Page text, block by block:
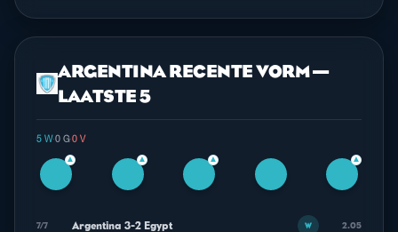
ARGENTINA RECENTE VORM —
LAATSTE 5
5 W·0 G·0 V
▲ ▲ ▲ ▲
7/7 Argentina 3-2 Egypt W 2.05